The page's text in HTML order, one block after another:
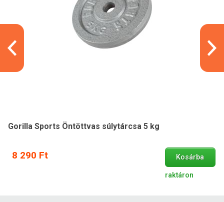
Gorilla Sports Öntöttvas súlytárcsa 5 kg
8 290 Ft Kosárba
raktáron